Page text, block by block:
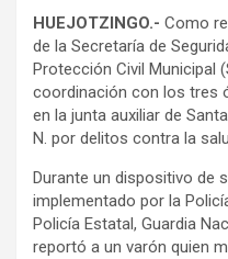
HUEJOTZINGO.- Como
de la Secretaría de
Protección Civil Municipal
coordinación con los tres
en la junta auxiliar de
N. por delitos contra la
Durante un dispositivo de
implementado por la
Policía Estatal, Guardia
reportó a un varón quien